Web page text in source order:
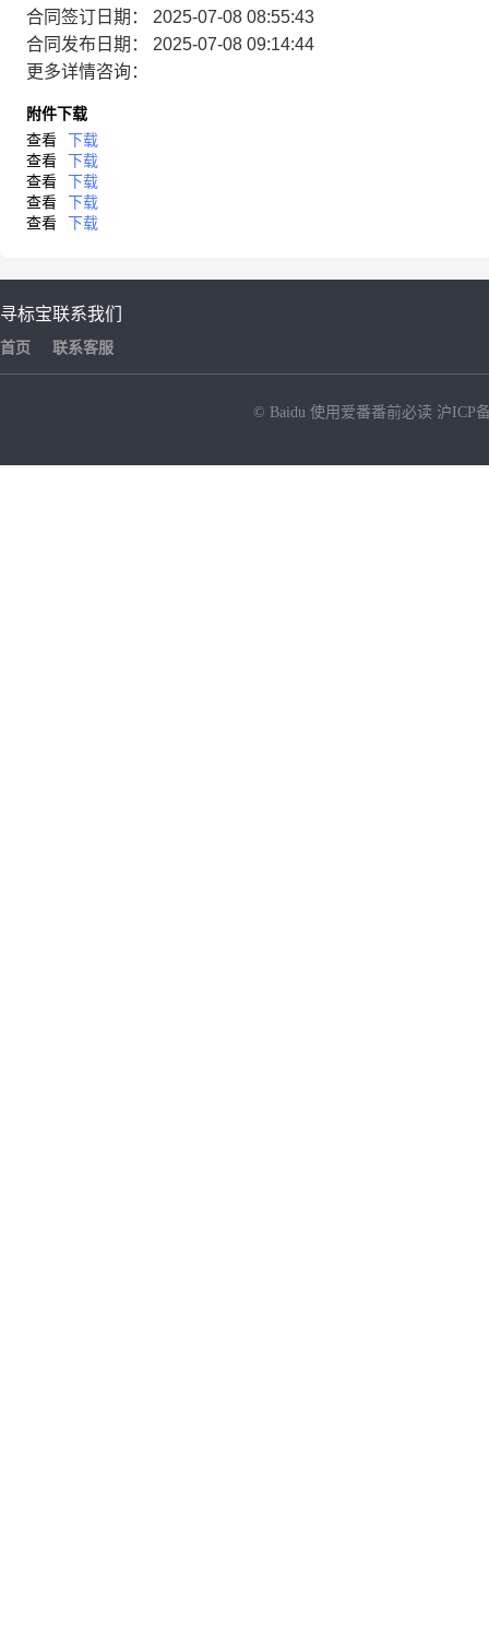
合同签订日期： 2025-07-08 08:55:43
合同发布日期： 2025-07-08 09:14:44
更多详情咨询：
附件下载
查看
下载
查看
下载
查看
下载
查看
下载
查看
下载
寻标宝
首页
联系我们
联系客服
© Baidu 使用爱番番前必读 沪ICP